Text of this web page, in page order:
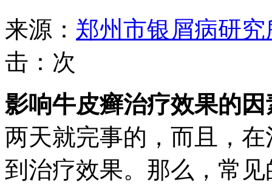
来源： 郑州市银屑病研
击： 次
影响牛皮癣治疗效果的
两天就完事的，而且，
到治疗效果。那么，常